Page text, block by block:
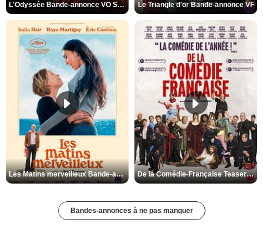
L'Odyssée Bande-annonce VO STFR Le Triangle d'or Bande-annonce VF
Les Matins merveilleux Bande-annonce VF De la Comédie-Française Teaser VF
Bandes-annonces à ne pas manquer